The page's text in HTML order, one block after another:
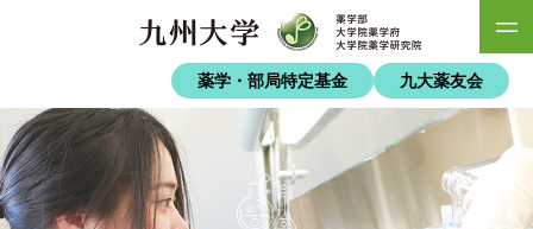
薬学・部局特定基金 九大薬友会